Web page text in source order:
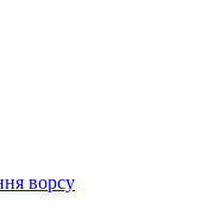
ворсу